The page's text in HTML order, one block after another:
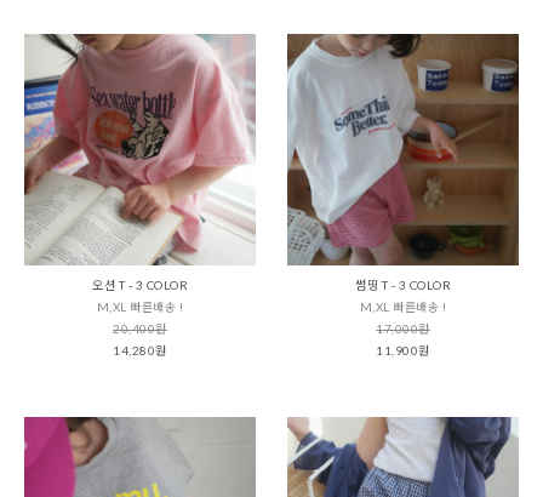
오션 T - 3 COLOR
M,XL 빠른배송 !
20,400원
14,280원
썸띵 T - 3 COLOR
M,XL 빠른배송 !
17,000원
11,900원